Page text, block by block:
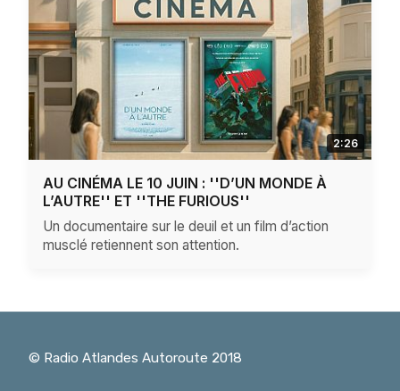
2:26
AU CINÉMA LE 10 JUIN : ''D’UN MONDE À
L’AUTRE'' ET ''THE FURIOUS''
Un documentaire sur le deuil et un film d’action
musclé retiennent son attention.
© Radio Atlandes Autoroute 2018